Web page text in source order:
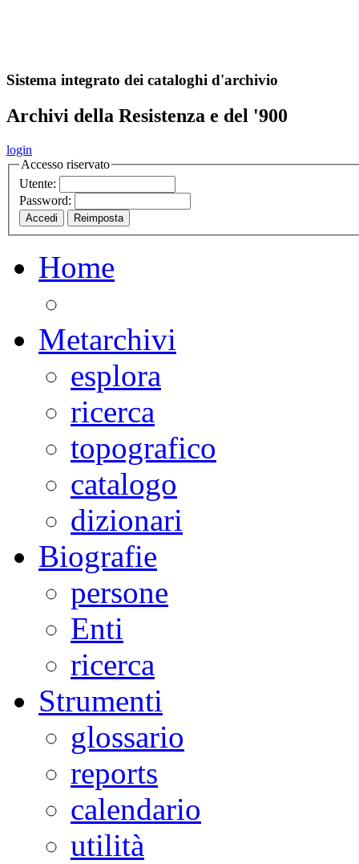
Sistema integrato dei cataloghi d'archivio
Archivi della Resistenza e del '900
login
Accesso riservato
Utente:
Password:
Home
Metarchivi
esplora
ricerca
topografico
catalogo
dizionari
Biografie
persone
Enti
ricerca
Strumenti
glossario
reports
calendario
utilità